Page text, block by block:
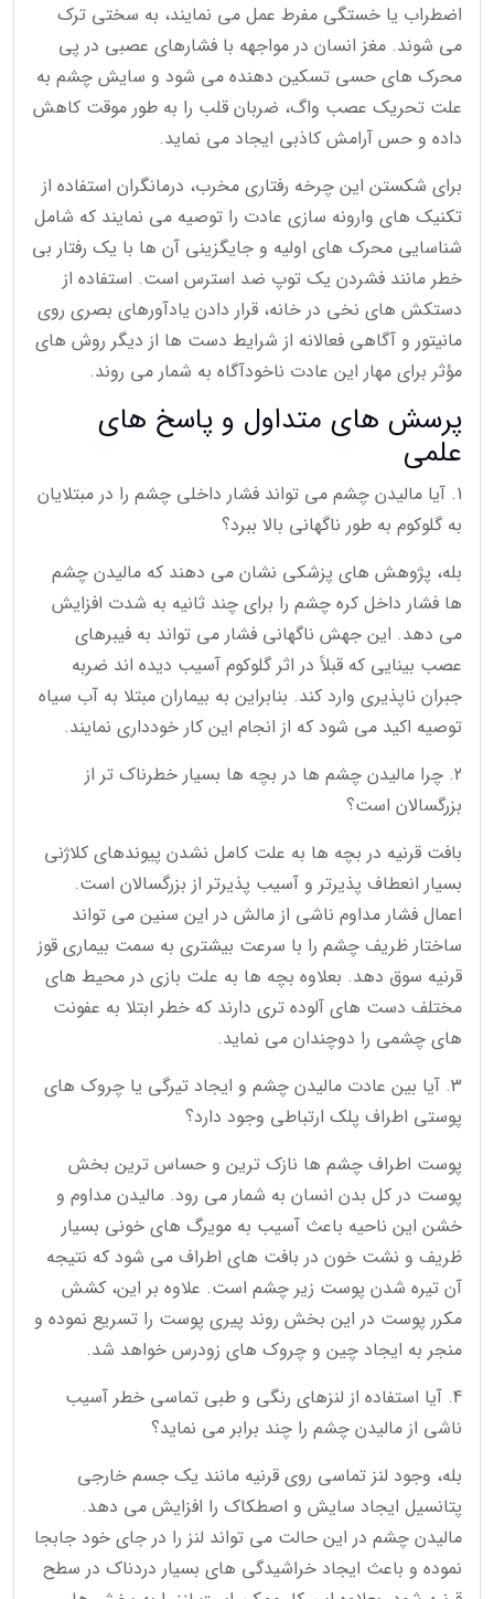
اضطراب یا خستگی مفرط عمل می نمایند، به سختی ترک
می شوند. مغز انسان در مواجهه با فشارهای عصبی در پی
محرک های حسی تسکین دهنده می شود و سایش چشم به
علت تحریک عصب واگ، ضربان قلب را به طور موقت کاهش
داده و حس آرامش کاذبی ایجاد می نماید.
برای شکستن این چرخه رفتاری مخرب، درمانگران استفاده از
تکنیک های وارونه سازی عادت را توصیه می نمایند که شامل
شناسایی محرک های اولیه و جایگزینی آن ها با یک رفتار بی
خطر مانند فشردن یک توپ ضد استرس است. استفاده از
دستکش های نخی در خانه، قرار دادن یادآورهای بصری روی
مانیتور و آگاهی فعالانه از شرایط دست ها از دیگر روش های
مؤثر برای مهار این عادت ناخودآگاه به شمار می روند.
پرسش های متداول و پاسخ های
علمی
1. آیا مالیدن چشم می تواند فشار داخلی چشم را در مبتلایان
به گلوکوم به طور ناگهانی بالا ببرد؟
بله، پژوهش های پزشکی نشان می دهند که مالیدن چشم
ها فشار داخل کره چشم را برای چند ثانیه به شدت افزایش
می دهد. این جهش ناگهانی فشار می تواند به فیبرهای
عصب بینایی که قبلاً در اثر گلوکوم آسیب دیده اند ضربه
جبران ناپذیری وارد کند. بنابراین به بیماران مبتلا به آب سیاه
توصیه اکید می شود که از انجام این کار خودداری نمایند.
2. چرا مالیدن چشم ها در بچه ها بسیار خطرناک تر از
بزرگسالان است؟
بافت قرنیه در بچه ها به علت کامل نشدن پیوندهای کلاژنی
بسیار انعطاف پذیرتر و آسیب پذیرتر از بزرگسالان است.
اعمال فشار مداوم ناشی از مالش در این سنین می تواند
ساختار ظریف چشم را با سرعت بیشتری به سمت بیماری قوز
قرنیه سوق دهد. بعلاوه بچه ها به علت بازی در محیط های
مختلف دست های آلوده تری دارند که خطر ابتلا به عفونت
های چشمی را دوچندان می نماید.
3. آیا بین عادت مالیدن چشم و ایجاد تیرگی یا چروک های
پوستی اطراف پلک ارتباطی وجود دارد؟
پوست اطراف چشم ها نازک ترین و حساس ترین بخش
پوست در کل بدن انسان به شمار می رود. مالیدن مداوم و
خشن این ناحیه باعث آسیب به مویرگ های خونی بسیار
ظریف و نشت خون در بافت های اطراف می شود که نتیجه
آن تیره شدن پوست زیر چشم است. علاوه بر این، کشش
مکرر پوست در این بخش روند پیری پوست را تسریع نموده و
منجر به ایجاد چین و چروک های زودرس خواهد شد.
4. آیا استفاده از لنزهای رنگی و طبی تماسی خطر آسیب
ناشی از مالیدن چشم را چند برابر می نماید؟
بله، وجود لنز تماسی روی قرنیه مانند یک جسم خارجی
پتانسیل ایجاد سایش و اصطکاک را افزایش می دهد.
مالیدن چشم در این حالت می تواند لنز را در جای خود جابجا
نموده و باعث ایجاد خراشیدگی های بسیار دردناک در سطح